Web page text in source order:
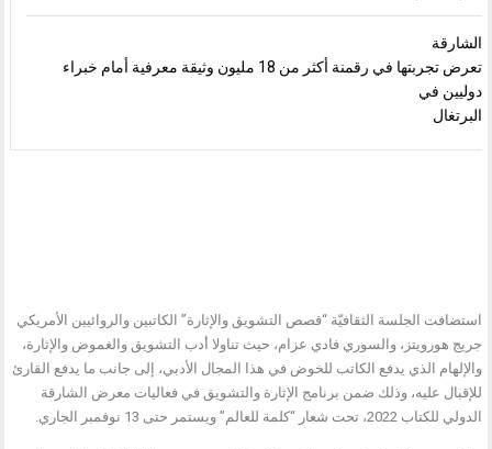
الشارقة
تعرض تجربتها في رقمنة أكثر من 18 مليون وثيقة معرفية أمام خبراء
دوليين في
البرتغال
استضافت الجلسة الثقافيّة “قصص التشويق والإثارة” الكاتبين والروائيين الأمريكي
جريج هورويتز، والسوري فادي عزام، حيث تناولا أدب التشويق والغموض والإثارة،
والإلهام الذي يدفع الكاتب للخوض في هذا المجال الأدبي، إلى جانب ما يدفع القارئ
للإقبال عليه، وذلك ضمن برنامج الإثارة والتشويق في فعاليات معرض الشارقة
الدولي للكتاب 2022، تحت شعار “كلمة للعالم” ويستمر حتى 13 نوفمبر الجاري.